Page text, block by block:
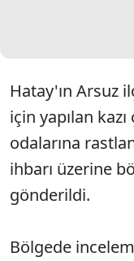
Hatay'ın Arsuz
için yapılan kazı
odalarına
ihbarı üzerine
gönderildi.
Bölgede